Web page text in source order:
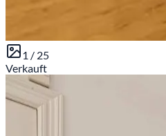
1 / 25
Verkauft